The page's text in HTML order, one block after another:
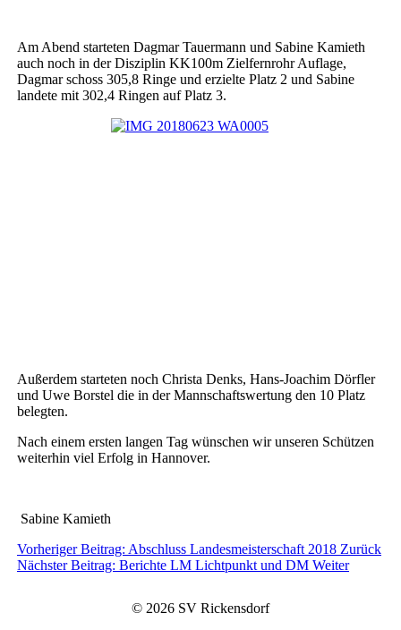
Am Abend starteten Dagmar Tauermann und Sabine Kamieth
auch noch in der Disziplin KK100m Zielfernrohr Auflage,
Dagmar schoss 305,8 Ringe und erzielte Platz 2 und Sabine
landete mit 302,4 Ringen auf Platz 3.
Außerdem starteten noch Christa Denks, Hans-Joachim Dörfler
und Uwe Borstel die in der Mannschaftswertung den 10 Platz
belegten.
Nach einem ersten langen Tag wünschen wir unseren Schützen
weiterhin viel Erfolg in Hannover.
Sabine Kamieth
Vorheriger Beitrag: Abschluss Landesmeisterschaft 2018 Zurück
Nächster Beitrag: Berichte LM Lichtpunkt und DM Weiter
© 2026 SV Rickensdorf